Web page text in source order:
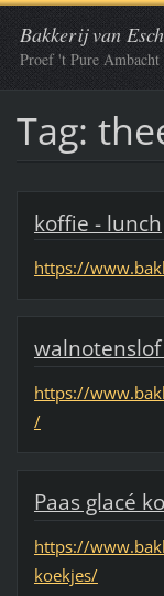
Bakkerij van Esch
Proef 't Pure
Tag:
koffie - lunch
https://
https://
/
Paas glacé
https://
koekjes/